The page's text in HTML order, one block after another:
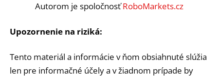
Autorom je spoločnosťRoboMarkets.cz
Upozornenie na riziká:
Tento materiál a informácie v ňom obsiahnuté slúžia
len pre informačné účely a v žiadnom prípade by